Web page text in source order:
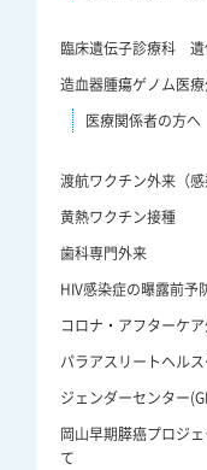
臨床遺伝子診療科 遺
造血器腫瘍ゲノム医
医療関係者の方
渡航ワクチン外来（感
黄熱ワクチン接種
歯科専門外来
HIV感染症の曝露前予
コロナ・アフターケ
パラアスリートヘル
ジェンダーセンター
岡山早期膵癌プロジ
て